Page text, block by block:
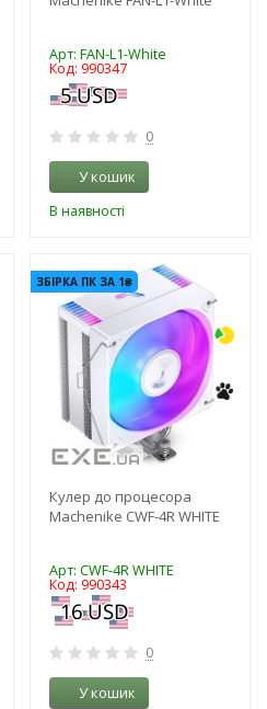
Арт: FAN-L1-White
Код: 990347
0
У кошик
В наявності
ЗБІРКА ПК ЗА 1₴
Кулер до процесора
Machenike CWF-4R WHITE
Арт: CWF-4R WHITE
Код: 990343
0
У кошик